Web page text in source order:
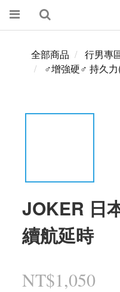
全部商品
行男專
♂增強硬♂ 持久力
JOKER 日
續航延時
NT$1,050